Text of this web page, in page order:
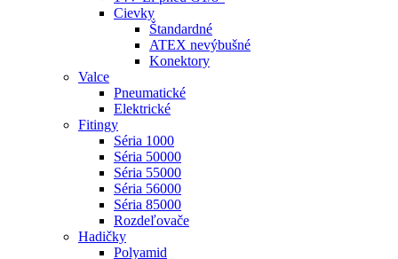
Cievky
Štandardné
ATEX nevýbušné
Konektory
Valce
Pneumatické
Elektrické
Fitingy
Séria 1000
Séria 50000
Séria 55000
Séria 56000
Séria 85000
Rozdeľovače
Hadičky
Polyamid